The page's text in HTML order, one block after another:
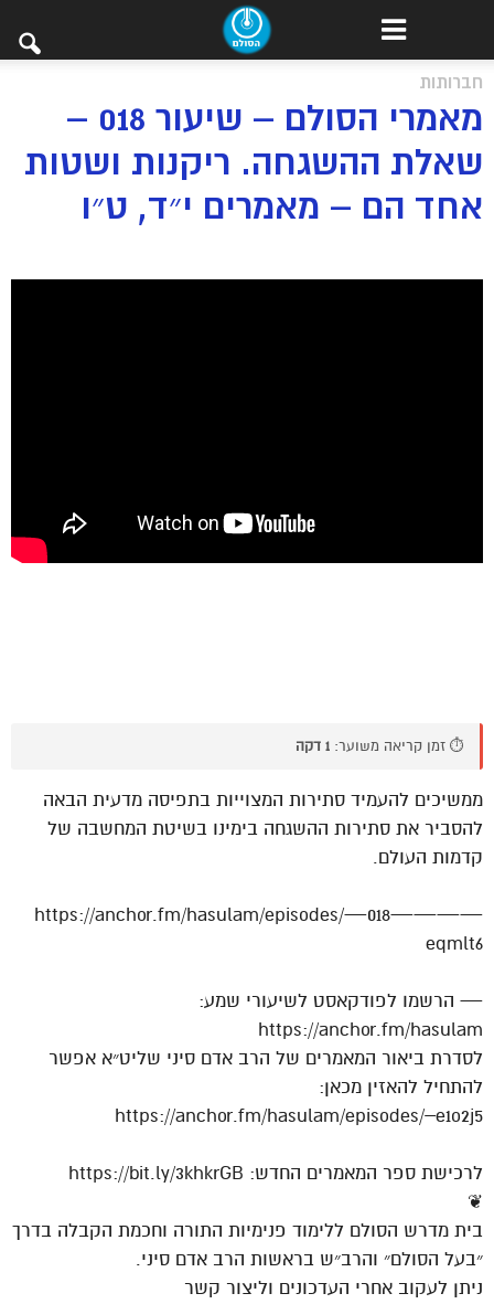
חברותות
מאמרי הסולם – שיעור 018 –
שאלת ההשגחה. ריקנות ושטות
אחד הם – מאמרים י״ד, ט״ו
⏱️ זמן קריאה משוער: 1 דקה
ממשיכים להעמיד סתירות המצוייות בתפיסה מדעית הבאה
להסביר את סתירות ההשגחה בימינו בשיטת המחשבה של
קדמות העולם.
https://anchor.fm/hasulam/episodes/—018————
eqmlt6
— הרשמו לפודקאסט לשיעורי שמע:
https://anchor.fm/hasulam
לסדרת ביאור המאמרים של הרב אדם סיני שליט״א אפשר
להתחיל להאזין מכאן:
https://anchor.fm/hasulam/episodes/–e1o2j5
לרכישת ספר המאמרים החדש: https://bit.ly/3khkrGB
❦
בית מדרש הסולם ללימוד פנימיות התורה וחכמת הקבלה בדרך
״בעל הסולם״ והרב״ש בראשות הרב אדם סיני.
ניתן לעקוב אחרי העדכונים וליצור קשר